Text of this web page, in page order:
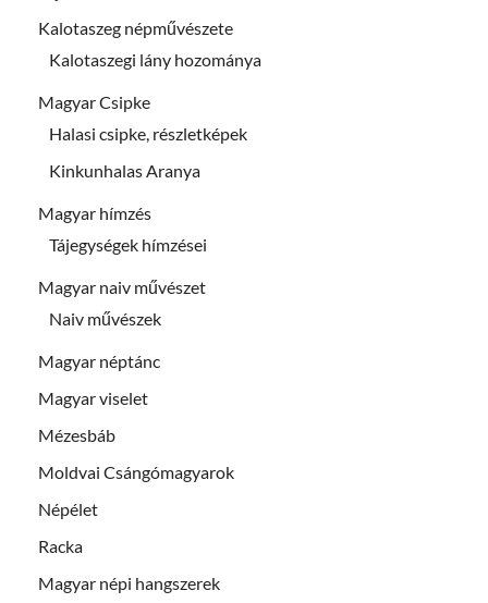
Kalotaszeg népművészete
Kalotaszegi lány hozománya
Magyar Csipke
Halasi csipke, részletképek
Kinkunhalas Aranya
Magyar hímzés
Tájegységek hímzései
Magyar naiv művészet
Naiv művészek
Magyar néptánc
Magyar viselet
Mézesbáb
Moldvai Csángómagyarok
Népélet
Racka
Magyar népi hangszerek